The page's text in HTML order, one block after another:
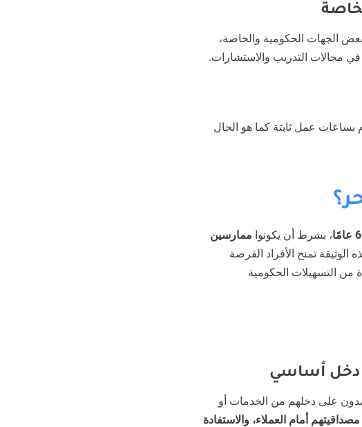
الجهات الحكومية والخاصة،
في مجالات التدريب والاستشارات.
بساعات عمل ثابتة كما هو الحال
، بشرط أن يكونوا ممارسين
الوثيقة تمنح الأفراد الفرصة
من التسهيلات الحكومية
على دخلهم من الخدمات أو
أمام العملاء، والاستفادة